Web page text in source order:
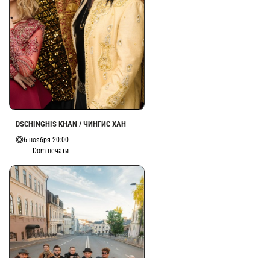
DSCHINGHIS KHAN / ЧИНГИС ХАН
6 ноября 20:00
Dom печати